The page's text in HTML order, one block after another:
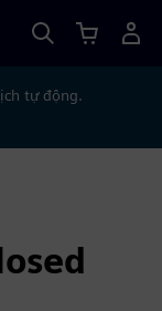
tự động.